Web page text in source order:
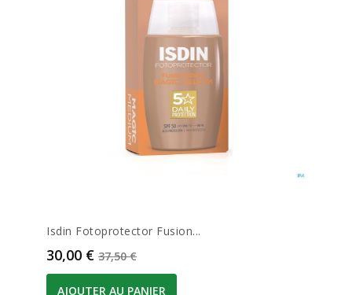
Isdin Fotoprotector Fusion...
Prix
30,00 € Prix de base
37,50 €
AJOUTER AU PANIER